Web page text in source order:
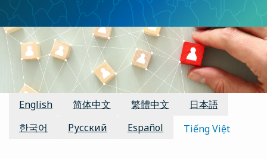
Các bản dịch có sẵn:
English 简体中文 繁體中文
日本語
한국어
Русский Español Tiếng Việt